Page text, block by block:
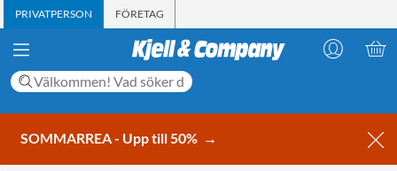
PRIVATPERSON FÖRETAG
SOMMARREA - Upp till 50% →